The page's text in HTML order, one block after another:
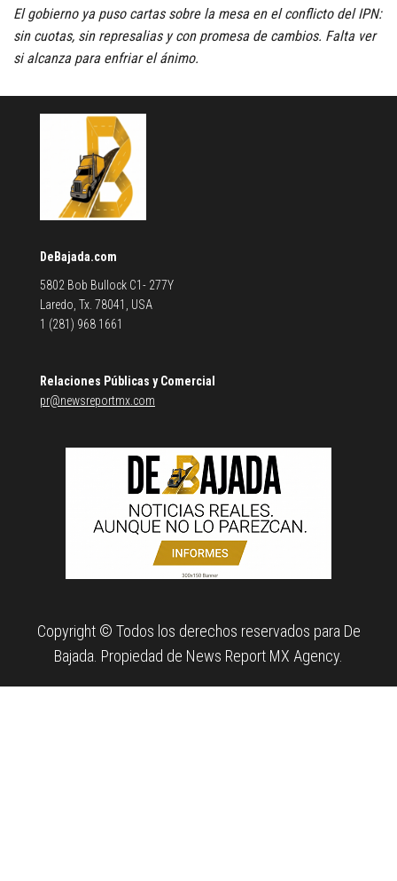
El gobierno ya puso cartas sobre la mesa en el conflicto del IPN:
sin cuotas, sin represalias y con promesa de cambios. Falta ver
si alcanza para enfriar el ánimo.
DeBajada.com
5802 Bob Bullock C1- 277Y
Laredo, Tx. 78041, USA
1 (281) 968 1661
Relaciones Públicas y Comercial
pr@newsreportmx.com
Copyright © Todos los derechos reservados para De
Bajada. Propiedad de News Report MX Agency.